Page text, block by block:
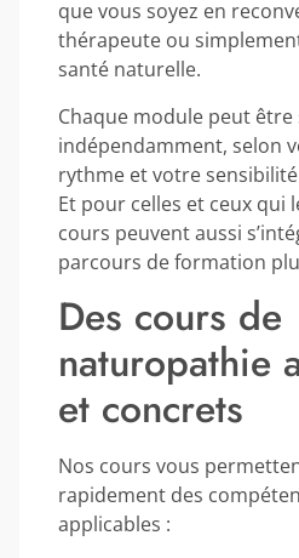
que vous soyez en
thérapeute ou
santé naturelle.
Chaque module peut être
indépendamment, selon
rythme et votre
Et pour celles et ceux qui
cours peuvent aussi
parcours de formation
Des cours de
naturopathie
et concrets
Nos cours vous
rapidement des
applicables :